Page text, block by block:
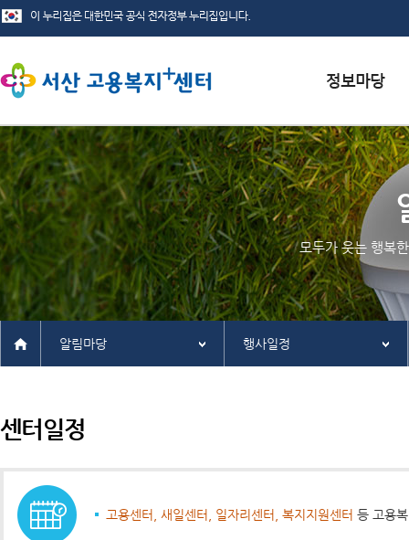
서식자료실
채용정보
인재정보
관련사이트
모두가 웃는 행복
알림마당 행사일정
센터일정
고용센터, 새일센터, 일자리센터, 복지지원센터 등 고용